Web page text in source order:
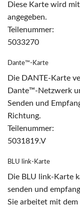
Diese Karte wird
angegeben.
Teilenummer:
5033270
Dante™-Karte
Die DANTE-Karte
Dante™-Netzwerk
Senden und
Richtung.
Teilenummer:
5031819.V
BLU link-Karte
Die BLU link-Karte
senden und
Sie arbeitet mit